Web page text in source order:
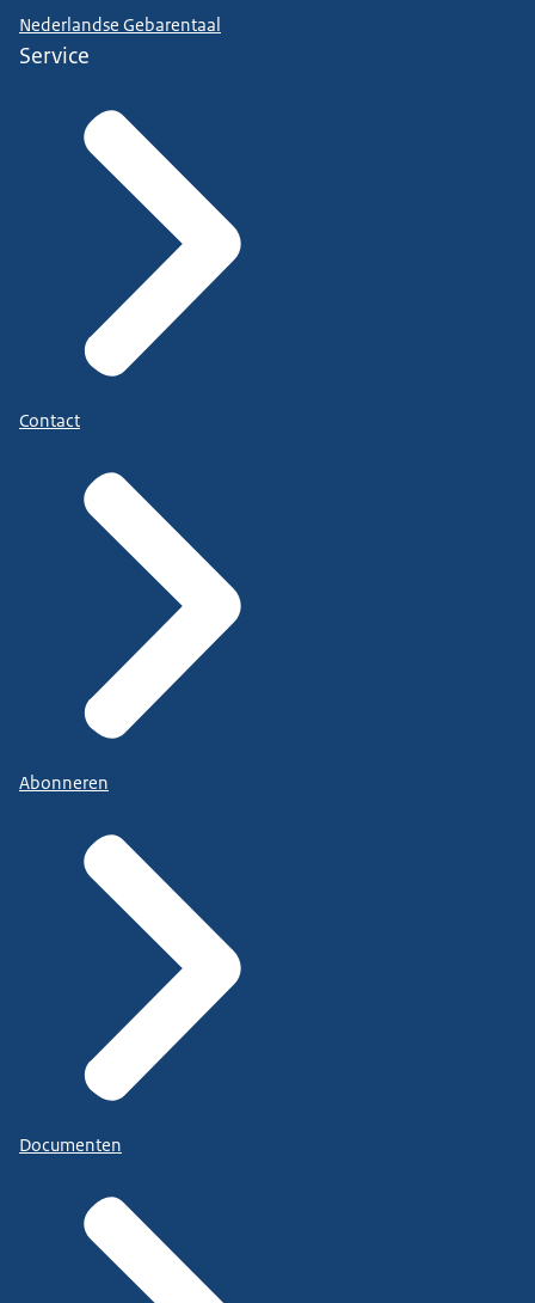
Nederlandse Gebarentaal
Service
Contact
Abonneren
Documenten